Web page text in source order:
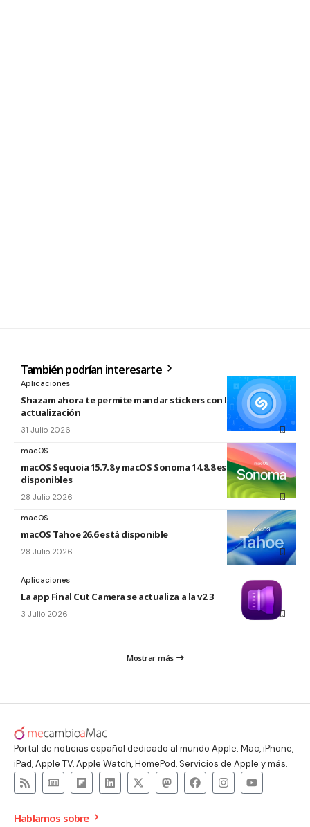
También podrían interesarte
Aplicaciones
Shazam ahora te permite mandar stickers con la nueva
actualización
31 Julio 2026
macOS
macOS Sequoia 15.7.8 y macOS Sonoma 14.8.8 están
disponibles
28 Julio 2026
macOS
macOS Tahoe 26.6 está disponible
28 Julio 2026
Aplicaciones
La app Final Cut Camera se actualiza a la v2.3
3 Julio 2026
Mostrar más
Portal de noticias español dedicado al mundo Apple: Mac, iPhone,
iPad, Apple TV, Apple Watch, HomePod, Servicios de Apple y más.
Hablamos sobre